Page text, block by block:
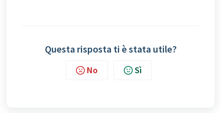
Questa risposta ti è stata utile?
No Sì